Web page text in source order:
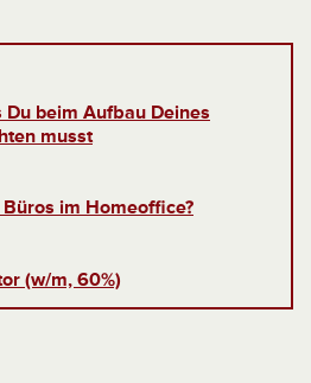
beim Aufbau Deines
musst
im Homeoffice?
(w/m, 60%)